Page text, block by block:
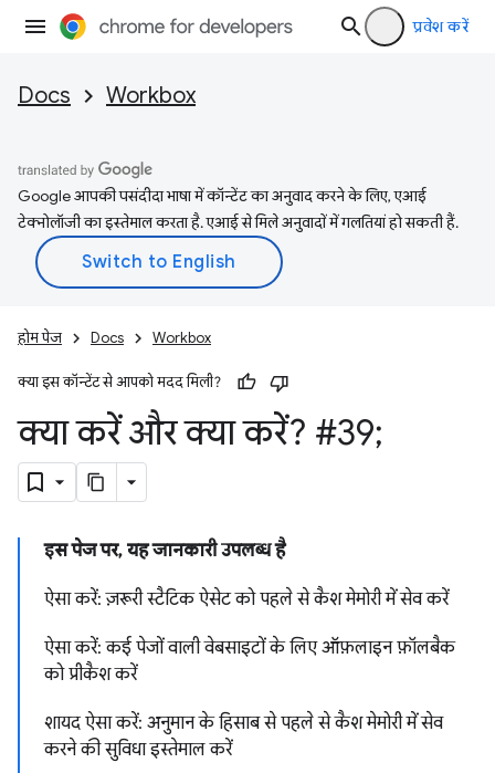
प्रवेश करें
Docs Workbox
Google आपकी पसंदीदा भाषा में कॉन्टेंट का अनुवाद करने के लिए, एआई
टेक्नोलॉजी का इस्तेमाल करता है. एआई से मिले अनुवादों में गलतियां हो सकती हैं.
होम पेज Docs Workbox
क्या इस कॉन्टेंट से आपको मदद मिली?
क्या करें और क्या करें? #39;
इस पेज पर, यह जानकारी उपलब्ध है
ऐसा करें: ज़रूरी स्टैटिक ऐसेट को पहले से कैश मेमोरी में सेव करें
ऐसा करें: कई पेजों वाली वेबसाइटों के लिए ऑफ़लाइन फ़ॉलबैक
को प्रीकैश करें
शायद ऐसा करें: अनुमान के हिसाब से पहले से कैश मेमोरी में सेव
करने की सुविधा इस्तेमाल करें